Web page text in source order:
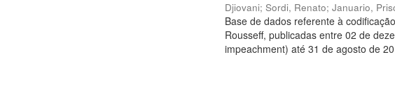
Djiovani;Sordi, Renato;Januario,
Base de dados referente à
Rousseff, publicadas entre 02 de
impeachment) até 31 de agosto de